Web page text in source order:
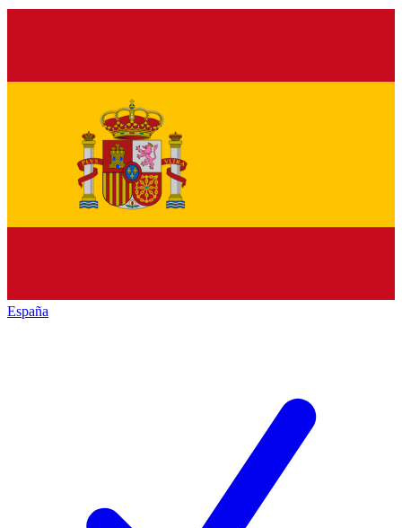
España